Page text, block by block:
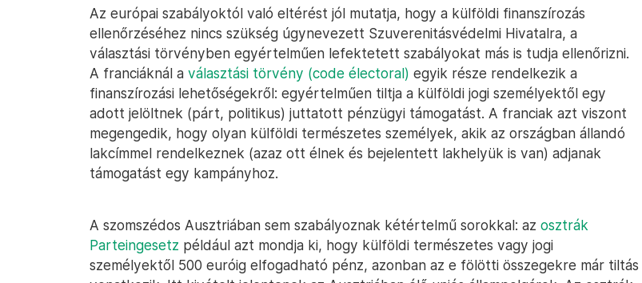
Az európai szabályoktól való eltérést jól mutatja, hogy a külföldi finanszírozás
ellenőrzéséhez nincs szükség úgynevezett Szuverenitásvédelmi Hivatalra, a
választási törvényben egyértelműen lefektetett szabályokat más is tudja ellenőrizni.
A franciáknál a választási törvény (code électoral) egyik része rendelkezik a
finanszírozási lehetőségekről: egyértelműen tiltja a külföldi jogi személyektől egy
adott jelöltnek (párt, politikus) juttatott pénzügyi támogatást. A franciak azt viszont
megengedik, hogy olyan külföldi természetes személyek, akik az országban állandó
lakcímmel rendelkeznek (azaz ott élnek és bejelentett lakhelyük is van) adjanak
támogatást egy kampányhoz.
A szomszédos Ausztriában sem szabályoznak kétértelmű sorokkal: az osztrák
Parteingesetz például azt mondja ki, hogy külföldi természetes vagy jogi
személyektől 500 euróig elfogadható pénz, azonban az e fölötti összegekre már tiltás